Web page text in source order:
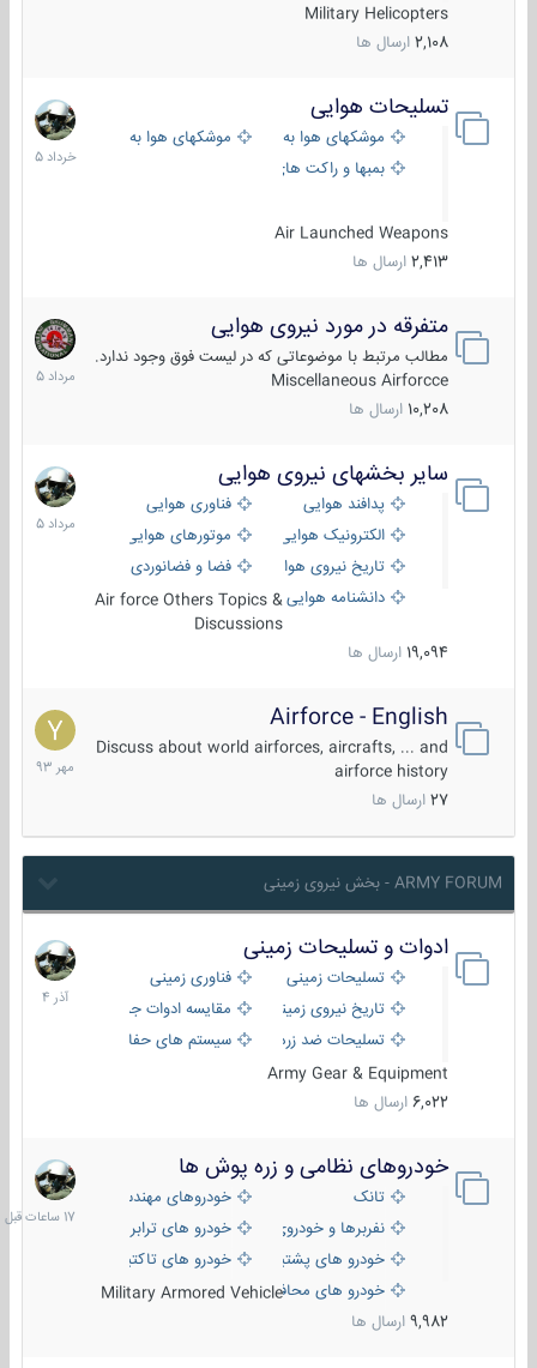
Military Helicopters
2,108 ارسال ها
تسلیحات هوایی
موشکهای هوا به هوا
موشکهای هوا به سطح
بمبها و راکت های هوایی
Air Launched Weapons
2,413 ارسال ها
30
خرداد
1405
متفرقه در مورد نیروی هوایی
مطالب مرتبط با موضوعاتی که در لیست فوق وجود ندارد.
Miscellaneous Airforcce
10,208 ارسال ها
7
مرداد
1405
سایر بخشهای نیروی هوایی
پدافند هوایی
فناوری هوایی
الکترونیک هوایی
موتورهای هوایی
تاریخ نیروی هوایی
فضا و فضانوردی
دانشنامه هواییAir force Others Topics &
Discussions
19,094 ارسال ها
2
مرداد
1405
Airforce - English
Discuss about world airforces, aircrafts, ... and
airforce history
27 ارسال ها
15
مهر
1393
ARMY FORUM - بخش نیروی زمینی
ادوات و تسلیحات زمینی
تسلیحات زمینی
فناوری زمینی
تاریخ نیروی زمینی
مقایسه ادوات جنگی
تسلیحات ضد زره
سیستم های حفاظت فعال
Army Gear & Equipment
6,022 ارسال ها
21
آذر
1404
خودروهای نظامی و زره پوش ها
تانک
خودروهای مهندسی
نفربرها و خودروی های رزمی پیاده نظام
خودرو های ترابری نظامی
خودرو های پشتیبانی آتش ، شناسایی و ضد تانک
خودرو های تاکتیکی نظامی
خودرو های محافظت شدهMilitary Armored Vehicle
9,982 ارسال ها
17
ساعات
قبل